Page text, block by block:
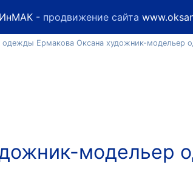
ИнМАК - продвижение сайта
Ермакова Оксана художник-модельер
модельер